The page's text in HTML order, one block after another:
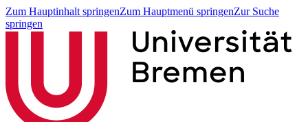
Zum Hauptinhalt springenZum Hauptmenü springenZur Suche
springen